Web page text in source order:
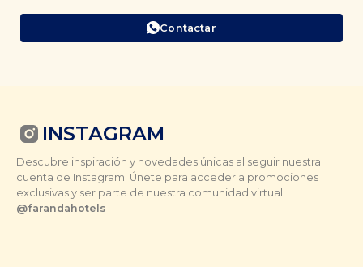
Contactar
INSTAGRAM
Descubre inspiración y novedades únicas al seguir nuestra
cuenta de Instagram. Únete para acceder a promociones
exclusivas y ser parte de nuestra comunidad virtual.
@farandahotels